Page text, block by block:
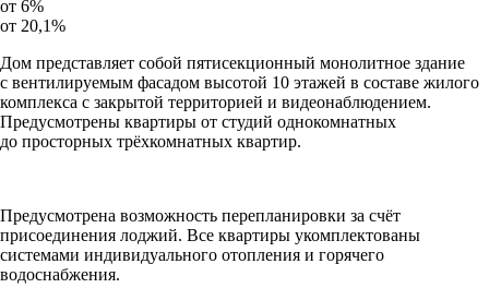
от 6%
от 20,1%
Дом представляет собой пятисекционный монолитное здание
с вентилируемым фасадом высотой 10 этажей в составе жилого
комплекса с закрытой территорией и видеонаблюдением.
Предусмотрены квартиры от студий однокомнатных
до просторных трёхкомнатных квартир.
Предусмотрена возможность перепланировки за счёт
присоединения лоджий. Все квартиры укомплектованы
системами индивидуального отопления и горячего
водоснабжения.